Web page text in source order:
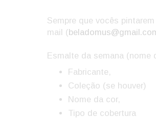
Sempre que vocês
mail (
Esmalte da semana (nome
Fabricante,
Coleção (se houver)
Nome da cor,
Tipo de cobertura